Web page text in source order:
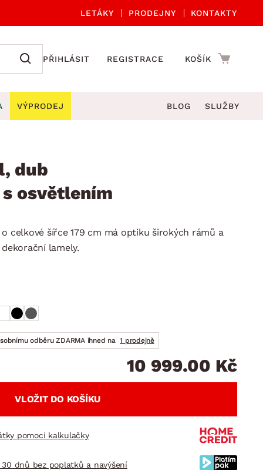
LETÁKY PRODEJNY KONTAKTY
PŘIHLÁSIT REGISTRACE KOŠÍK
židle a křesla
Zahradní lavice
houpačky
lehátka
VÝPRODEJ BLOG SLUŽBY
dub
osvětlením
celkové šířce 179 cm má optiku širokých rámů a
lamely.
odběru ZDARMA ihned na 1 prodejně
10 999.00 Kč
VLOŽIT DO KOŠÍKU
pomocí kalkulačky
dnů bez poplatků a navýšení